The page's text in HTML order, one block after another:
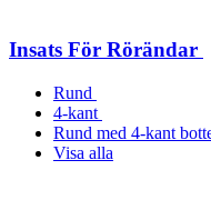
Insats För Rörändar
Rund
4-kant
Rund med 4-kant
Visa alla